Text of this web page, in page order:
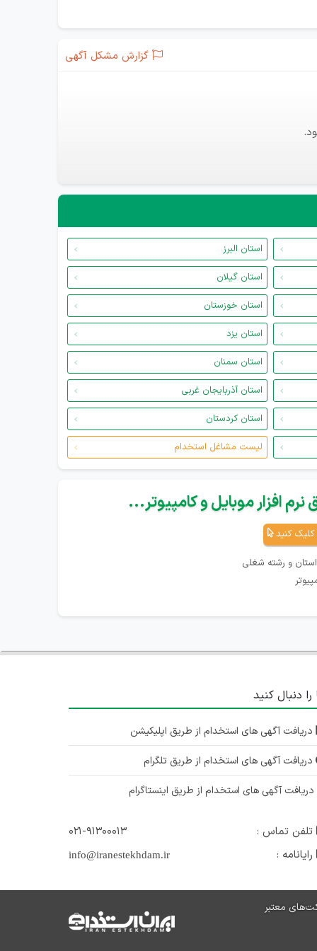
گزارش مشکل آگهی
استان البرز
استان گیلان
استان خوزستان
استان یزد
استان سمنان
استان آذربایجان غربی
استان کردستان
لیست مشاغل استخدام
افزار موبایل و کامپیوتر...
کلیک کنید
و رشته شغلی
را دنبال کنید
دریافت آگهی های استخدام از طریق اپلیکیشن
دریافت آگهی های استخدام از طریق تلگرام
دریافت آگهی های استخدام از طریق اینستاگرام
تلفن تماس :
۰۲۱-۹۱۳۰۰۰۱۳
رایانامه :
info@iranestekhdam.ir
معتبر